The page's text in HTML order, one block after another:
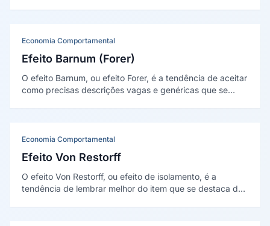
retenção e precificação.
Economia Comportamental
Efeito Barnum (Forer)
O efeito Barnum, ou efeito Forer, é a tendência de aceitar
como precisas descrições vagas e genéricas que se
Economia Comportamental
Efeito Von Restorff
O efeito Von Restorff, ou efeito de isolamento, é a
tendência de lembrar melhor do item que se destaca de